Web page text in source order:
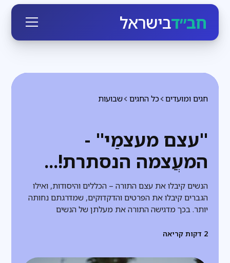
חב״דבישראל
שבועות כל החגים חגים ומועדים
"עצם מעצמַי" -
המעֲצמה הנסתרת!...
הנשים קיבלו את עצם התורה – הכללים והיסודות, ואילו
הגברים קיבלו את הפרטים והדקדוקים, שמדרגתם נחותה
יותר. בכך מדגישה התורה את מעלתן של הנשים
2 דקות קריאה